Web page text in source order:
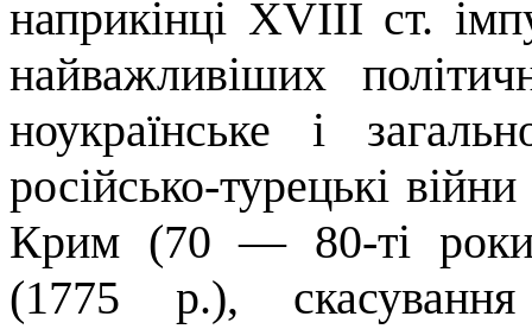
наприкінці XVIII ст.
найважливіших
ноукраїнське і
російсько-турецькі
Крим (70 — 80-ті роки),
(1775 р.),